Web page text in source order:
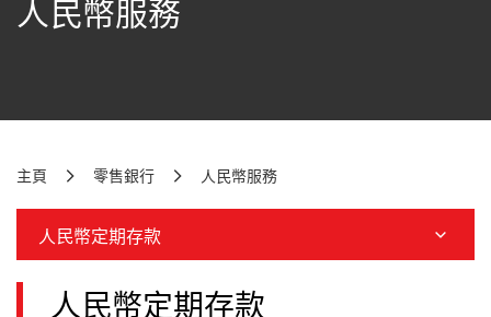
人民幣服務
主頁 零售銀行 人民幣服務
人民幣定期存款
人民幣定期存款